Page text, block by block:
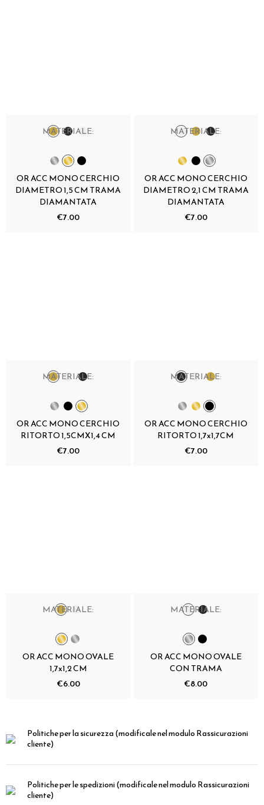
MATERIALE:
OR ACC MONO CERCHIO
DIAMETRO 1,5 CM TRAMA
DIAMANTATA
€7.00
MATERIALE:
OR ACC MONO CERCHIO
DIAMETRO 2,1 CM TRAMA
DIAMANTATA
€7.00
MATERIALE:
OR ACC MONO CERCHIO
RITORTO 1,5CMX1,4 CM
€7.00
MATERIALE:
OR ACC MONO CERCHIO
RITORTO 1,7x1,7CM
€7.00
MATERIALE:
OR ACC MONO OVALE
1,7x1,2 CM
€6.00
MATERIALE:
OR ACC MONO OVALE
CON TRAMA
€8.00
Politiche per la sicurezza(modificale nel modulo Rassicurazioni
cliente)
Politiche per le spedizioni(modificale nel modulo Rassicurazioni
cliente)